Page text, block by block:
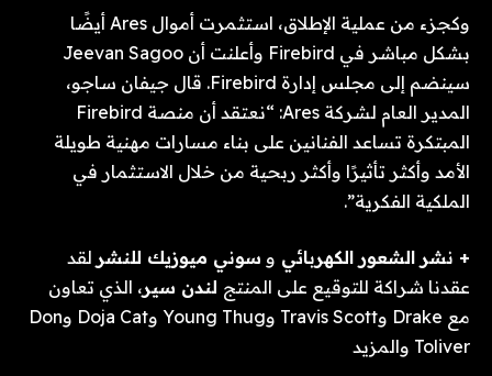
وكجزء من عملية الإطلاق، استثمرت أموال Ares أيضًا
بشكل مباشر في Firebird وأعلنت أن Jeevan Sagoo
سينضم إلى مجلس إدارة Firebird. قال جيفان ساجو،
المدير العام لشركة Ares: “نعتقد أن منصة Firebird
المبتكرة تساعد الفنانين على بناء مسارات مهنية طويلة
الأمد وأكثر تأثيرًا وأكثر ربحية من خلال الاستثمار في
الملكية الفكرية”.
+ نشر الشعور الكهربائي و سوني ميوزيك للنشر لقد
عقدنا شراكة للتوقيع على المنتج لندن سير، الذي تعاون
مع Drake وTravis Scott وYoung Thug وDoja Cat وDon
Toliver والمزيد